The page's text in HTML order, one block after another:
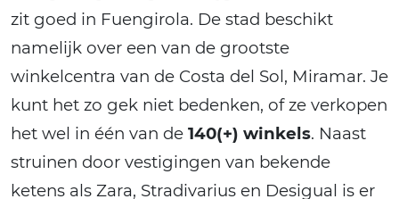
zit goed in Fuengirola. De stad beschikt
namelijk over een van de grootste
winkelcentra van de Costa del Sol, Miramar. Je
kunt het zo gek niet bedenken, of ze verkopen
het wel in één van de 140(+) winkels. Naast
struinen door vestigingen van bekende
ketens als Zara, Stradivarius en Desigual is er